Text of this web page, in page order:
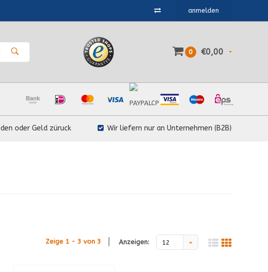
anmelden
0 €0,00
oder Geld züruck Wir liefern nur an Unternehmen (B2B)
Zeige 1 - 3 von 3 Anzeigen: 12